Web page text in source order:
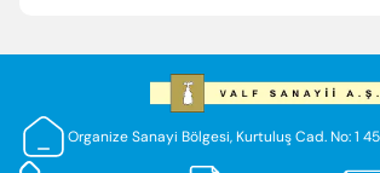
Organize Sanayi Bölgesi, Kurtuluş Cad. No: 1